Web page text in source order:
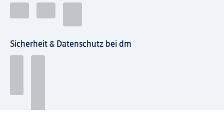
Sicherheit & Datenschutz bei dm